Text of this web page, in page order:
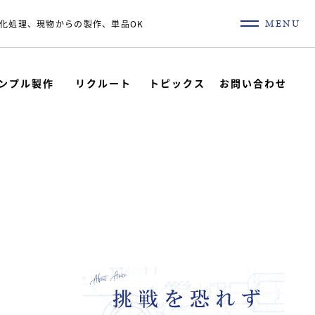
処理、現物からの製作、単品OK MENU
プル製作 リクルート トピックス お問い合わせ